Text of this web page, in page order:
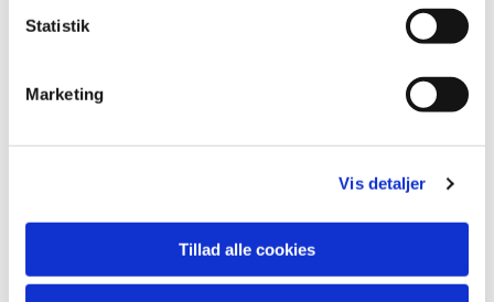
Statistik
Marketing
Vis detaljer
Tillad alle cookies